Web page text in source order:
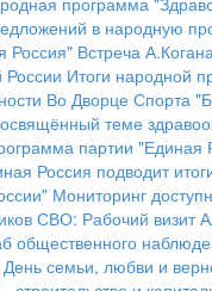
в народную
Россия" Встреча
России Итоги народной
Во Дворце Спорта
теме
партии "Единая
Россия подводит
Мониторинг
СВО: Рабочий визит
общественного
День семьи, любви и